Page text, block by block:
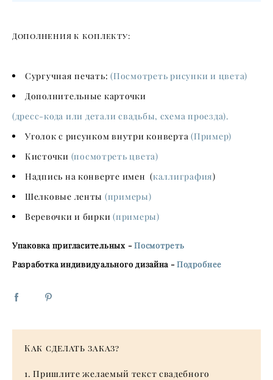
Дополнения к коплекту:
Сургучная печать:(Посмотреть рисунки и цвета)
Дополнительные карточки
(дресс-кода или детали свадьбы, схема проезда).
Уголок с рисунком внутри конверта(Пример)
Кисточки (посмотреть цвета)
Надпись на конверте имен (каллиграфия)
Шелковые ленты (примеры)
Веревочки и бирки(примеры)
Упаковка пригласительных -Посмотреть
Разработка индивидуального дизайна -Подробнее
Как сделать заказ?
1. Пришлите желаемый текст свадебного